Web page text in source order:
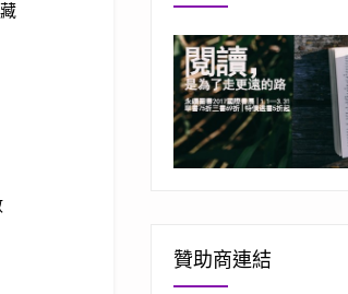
贊助商連結